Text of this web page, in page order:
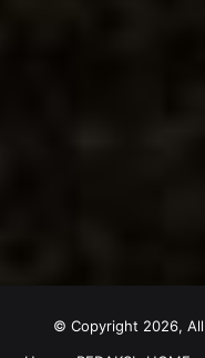
© Copyright 2026,